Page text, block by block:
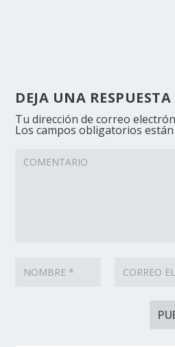
DEJA UNA RESPUESTA
Tu dirección de correo
Los campos obligatorios